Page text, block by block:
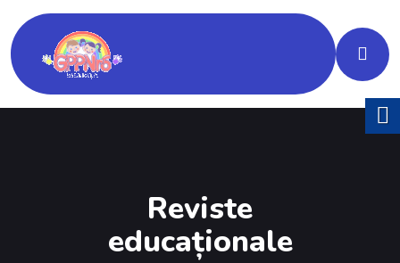
Reviste
educaționale